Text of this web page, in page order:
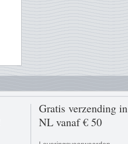
Gratis verzending in
NL vanaf € 50